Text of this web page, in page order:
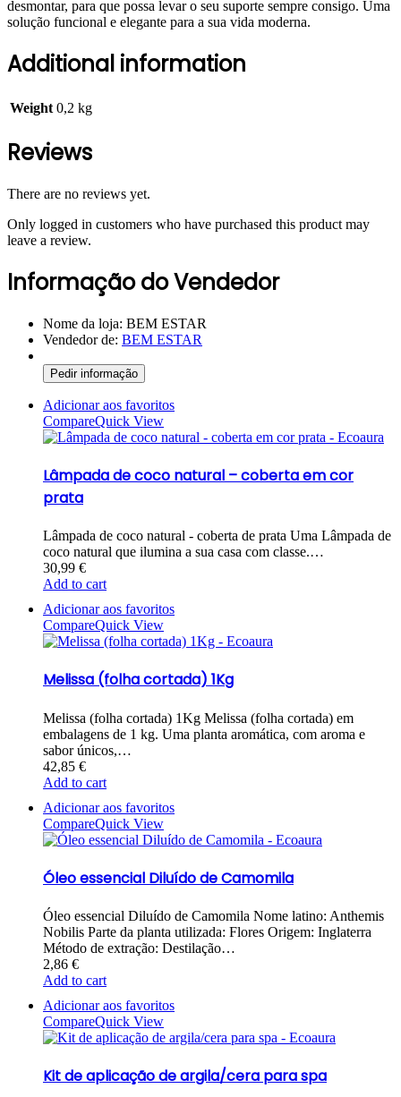
desmontar, para que possa levar o seu suporte sempre consigo. Uma
solução funcional e elegante para a sua vida moderna.
Additional information
Weight 0,2 kg
Reviews
There are no reviews yet.
Only logged in customers who have purchased this product may
leave a review.
Informação do Vendedor
Nome da loja: BEM ESTAR
Vendedor de: BEM ESTAR
Pedir informação
Adicionar aos favoritos
CompareQuick View
Lâmpada de coco natural – coberta em cor
prata
Lâmpada de coco natural - coberta de prata Uma Lâmpada de
coco natural que ilumina a sua casa com classe.…
30,99 €
Add to cart
Adicionar aos favoritos
CompareQuick View
Melissa (folha cortada) 1Kg
Melissa (folha cortada) 1Kg Melissa (folha cortada) em
embalagens de 1 kg. Uma planta aromática, com aroma e
sabor únicos,…
42,85 €
Add to cart
Adicionar aos favoritos
CompareQuick View
Óleo essencial Diluído de Camomila
Óleo essencial Diluído de Camomila Nome latino: Anthemis
Nobilis Parte da planta utilizada: Flores Origem: Inglaterra
Método de extração: Destilação…
2,86 €
Add to cart
Adicionar aos favoritos
CompareQuick View
Kit de aplicação de argila/cera para spa